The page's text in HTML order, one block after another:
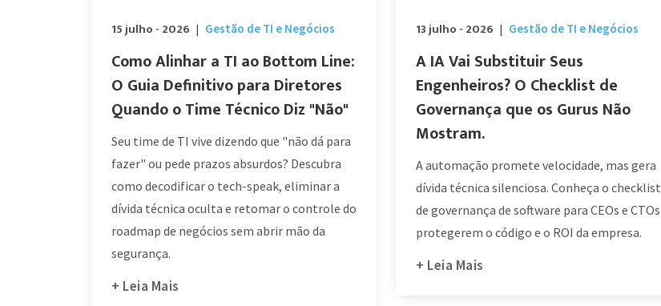
15 julho - 2026 | Gestão de TI e Negócios
Como Alinhar a TI ao Bottom Line:
O Guia Definitivo para Diretores
Quando o Time Técnico Diz "Não"
Seu time de TI vive dizendo que "não dá para
fazer" ou pede prazos absurdos? Descubra
como decodificar o tech-speak, eliminar a
dívida técnica oculta e retomar o controle do
roadmap de negócios sem abrir mão da
segurança.
+ Leia Mais
13 julho - 2026 | Gestão de TI e Negócios
A IA Vai Substituir Seus
Engenheiros? O Checklist de
Governança que os Gurus Não
Mostram.
A automação promete velocidade, mas gera
dívida técnica silenciosa. Conheça o checklist
de governança de software para CEOs e CTOs
protegerem o código e o ROI da empresa.
+ Leia Mais